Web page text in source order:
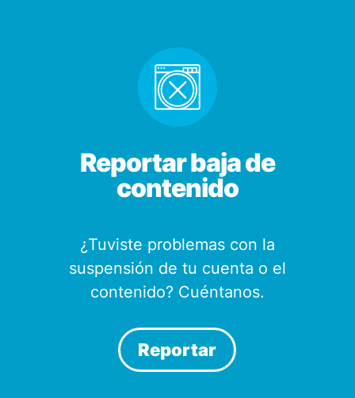
Reportar baja de
contenido
¿Tuviste problemas con la
suspensión de tu cuenta o el
contenido? Cuéntanos.
Reportar